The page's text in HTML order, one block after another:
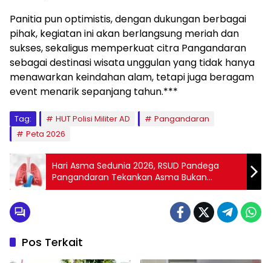
Panitia pun optimistis, dengan dukungan berbagai
pihak, kegiatan ini akan berlangsung meriah dan
sukses, sekaligus memperkuat citra Pangandaran
sebagai destinasi wisata unggulan yang tidak hanya
menawarkan keindahan alam, tetapi juga beragam
event menarik sepanjang tahun.***
Tag: HUT Polisi Militer AD
Pangandaran
Peta 2026
Hari Asma Sedunia 2026, RSUD Pandega
Pangandaran Tekankan Asma Bukan
Penghalang Hidup Produktif
Pos Terkait